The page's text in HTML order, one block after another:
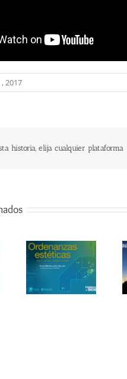
2017
historia, elija cualquier plataforma